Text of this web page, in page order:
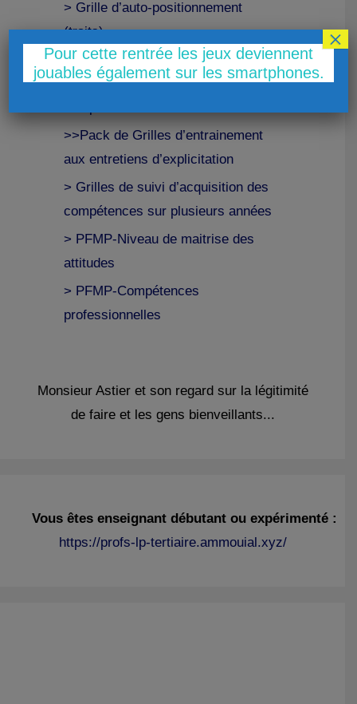
> Grille d’auto-positionnement
(traits)
> Grille d’entretien de formation
commune pour toutes les
>>Pack de Grilles d’entrainement
aux entretiens d’explicitation
> Grilles de suivi d’acquisition des
compétences sur plusieurs années
> PFMP-Niveau de maitrise des
attitudes
> PFMP-Compétences
professionnelles
Monsieur Astier et son regard sur la légitimité
de faire et les gens bienveillants...
Vous êtes enseignant débutant ou expérimenté :
https://profs-lp-tertiaire.ammouial.xyz/
Pour cette rentrée les jeux deviennent
jouables également sur les smartphones.
×